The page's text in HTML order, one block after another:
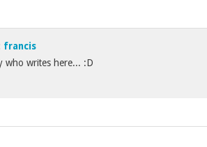
francis
who writes here... :D